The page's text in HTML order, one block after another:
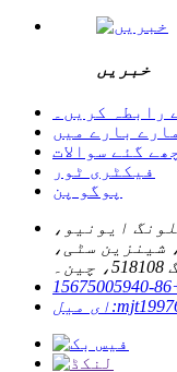
خبریں
رابطہ کریں۔
بارے میں
گئے سوالات
فیکٹری ٹور
پوگو پن
بی، نمبر 34، شیلونگ ایونیو،
شینزین سٹی،
+86-
ای میل: